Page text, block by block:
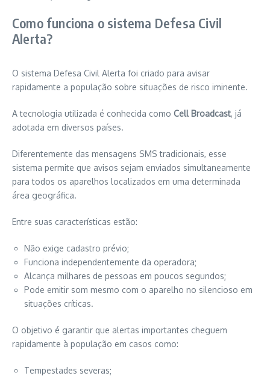
Como funciona o sistema Defesa Civil
Alerta?
O sistema Defesa Civil Alerta foi criado para avisar
rapidamente a população sobre situações de risco iminente.
A tecnologia utilizada é conhecida como Cell Broadcast, já
adotada em diversos países.
Diferentemente das mensagens SMS tradicionais, esse
sistema permite que avisos sejam enviados simultaneamente
para todos os aparelhos localizados em uma determinada
área geográfica.
Entre suas características estão:
Não exige cadastro prévio;
Funciona independentemente da operadora;
Alcança milhares de pessoas em poucos segundos;
Pode emitir som mesmo com o aparelho no silencioso em
situações críticas.
O objetivo é garantir que alertas importantes cheguem
rapidamente à população em casos como:
Tempestades severas;